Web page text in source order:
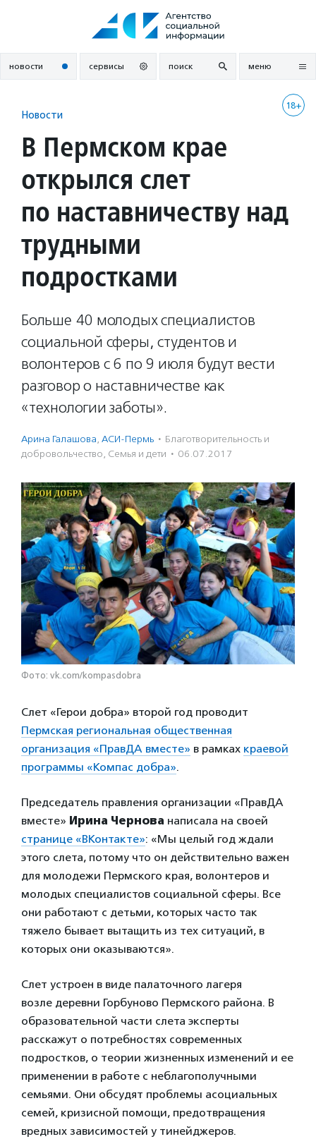
новости сервисы поиск меню
18+
Новости
В Пермском крае
открылся слет
по наставничеству над
трудными
подростками
Больше 40 молодых специалистов
социальной сферы, студентов и
волонтеров с 6 по 9 июля будут вести
разговор о наставничестве как
«технологии заботы».
Арина Галашова, АСИ-Пермь · Благотвори­тель­ность и
доброволь­чест­во, Семья и дети · 06.07.2017
Фото: vk.com/kompasdobra
Слет «Герои добра» второй год проводит
Пермская региональная общественная
организация «ПравДА вместе» в рамках краевой
программы «Компас добра».
Председатель правления организации «ПравДА
вместе» Ирина Чернова написала на своей
странице «ВКонтакте»: «Мы целый год ждали
этого слета, потому что он действительно важен
для молодежи Пермского края, волонтеров и
молодых специалистов социальной сферы. Все
они работают с детьми, которых часто так
тяжело бывает вытащить из тех ситуаций, в
которых они оказываются».
Слет устроен в виде палаточного лагеря
возле деревни Горбуново Пермского района. В
образовательной части слета эксперты
расскажут о потребностях современных
подростков, о теории жизненных изменений и ее
применении в работе с неблагополучными
семьями. Они обсудят проблемы асоциальных
семей, кризисной помощи, предотвращения
вредных зависимостей у тинейджеров.